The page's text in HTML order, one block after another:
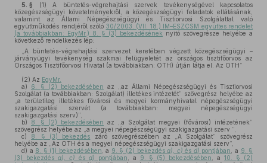
5. § (1) A büntetés-végrehajtási szervek tevékenységével kapcsolatos
közegészségügyi követelményekről, a közegészségügyi feladatok ellátásának,
valamint az Állami Népegészségügyi és Tisztiorvosi Szolgálattal való
együttműködés rendjéről szóló 30/2003. (VII. 18.) IM–ESZCSM együttes rendelet
(a továbbiakban: EgyMr.) 8. § (3) bekezdésének nyitó szövegrésze helyébe a
következő rendelkezés lép:
„A büntetés-végrehajtási szervezet keretében végzett közegészségügyi –
járványügyi tevékenység szakmai felügyeletét az országos tisztifőorvos az
Országos Tisztifőorvosi Hivatal (a továbbiakban: OTH) útján látja el. Az OTH”
(2) Az EgyMr.
a)
6. § (2) bekezdésében az „az Állami Népegészségügyi és Tisztiorvosi
Szolgálat (a továbbiakban: Szolgálat) illetékes intézetét” szövegrész helyébe az
„a területileg illetékes fővárosi és megyei kormányhivatal népegészségügyi
szakigazgatási szervét (a továbbiakban: megyei népegészségügyi
szakigazgatási szerv)”,
b)
8. § (2) bekezdésében az „a Szolgálat megyei (fővárosi) intézetének”
szövegrész helyébe az „a megyei népegészségügyi szakigazgatási szerv ”,
c)
8. § (3) bekezdés záró szövegrészében az „A Szolgálat” szövegrész
helyébe az „Az OTH és a megyei népegészségügyi szakigazgatási szerv”,
d) a 8. § (1) bekezdésében , a 9. § (2) bekezdésa), c) és d) pontjában , a 9. §
(3) bekezdés a), c) és d) pontjában , a 9. § (5) bekezdésében , a10. § (2)